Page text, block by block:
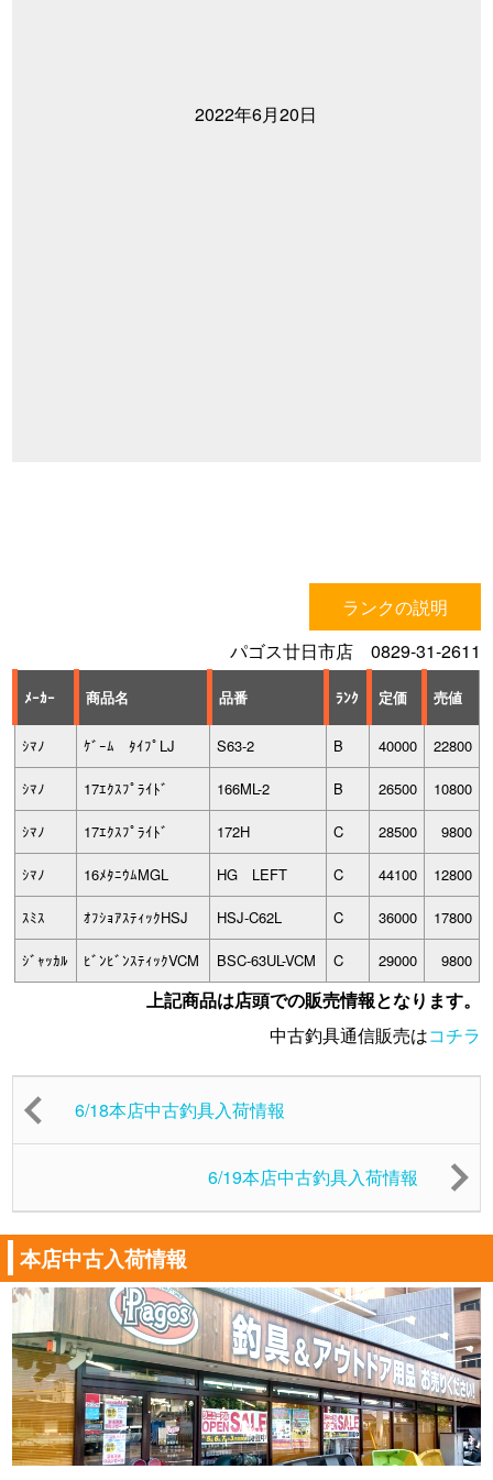
2022年6月20日
ランクの説明
パゴス廿日市店 0829-31-2611
ﾒｰｶｰ 商品名 品番 ﾗﾝｸ 定価 売値
ｼﾏﾉ ｹﾞｰﾑ ﾀｲﾌﾟLJ S63-2 B 40000 22800
ｼﾏﾉ 17ｴｸｽﾌﾟﾗｲﾄﾞ 166ML-2 B 26500 10800
ｼﾏﾉ 17ｴｸｽﾌﾟﾗｲﾄﾞ 172H C 28500 9800
ｼﾏﾉ 16ﾒﾀﾆｳﾑMGL HG LEFT C 44100 12800
ｽﾐｽ ｵﾌｼｮｱｽﾃｨｯｸHSJ HSJ-C62L C 36000 17800
ｼﾞｬｯｶﾙ ﾋﾞﾝﾋﾞﾝｽﾃｨｯｸVCM BSC-63UL-VCM C 29000 9800
上記商品は店頭での販売情報となります。
中古釣具通信販売はコチラ
6/18本店中古釣具入荷情報
6/19本店中古釣具入荷情報
本店中古入荷情報